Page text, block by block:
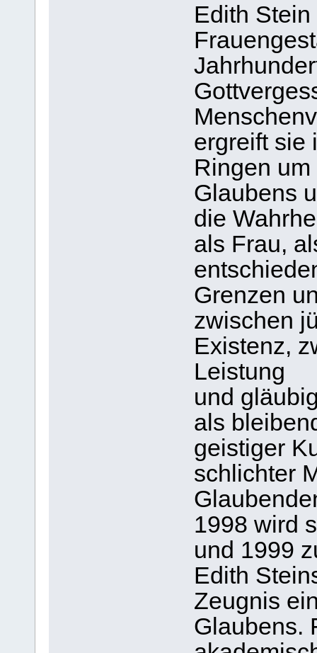
Edith
ergreift sie
Ringen
Glaubens
die
als Frau,
Grenzen
zwischen
Existenz,
Leistung
und
als
geistiger
schlichter
1998 wird
und 1999
Edith
Zeugnis
Glaubens.